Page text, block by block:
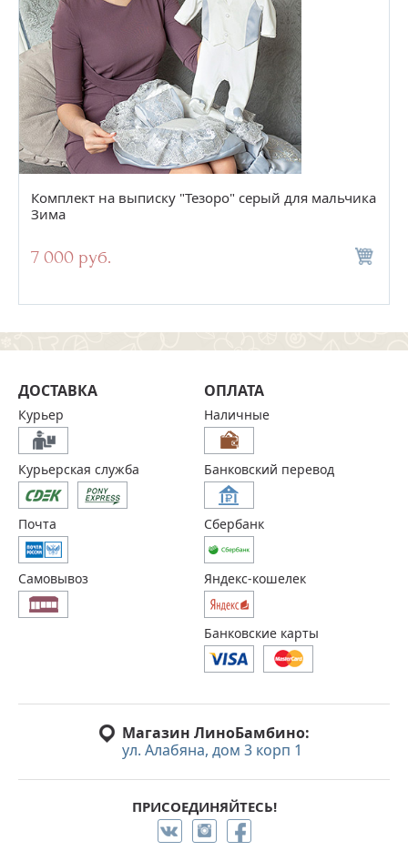
Комплект на выписку "Тезоро" серый для мальчика
Зима
7 000 руб.
Магазин ЛиноБамбино:
ул. Алабяна, дом 3 корп 1
ПРИСОЕДИНЯЙТЕСЬ!
ДОСТАВКА
Курьер
Курьерская служба
Почта
Самовывоз
ОПЛАТА
Наличные
Банковский перевод
Сбербанк
Яндекс-кошелек
Банковские карты